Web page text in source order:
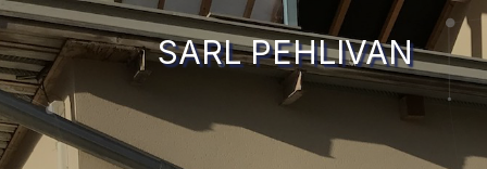
SARL PEHLIVAN